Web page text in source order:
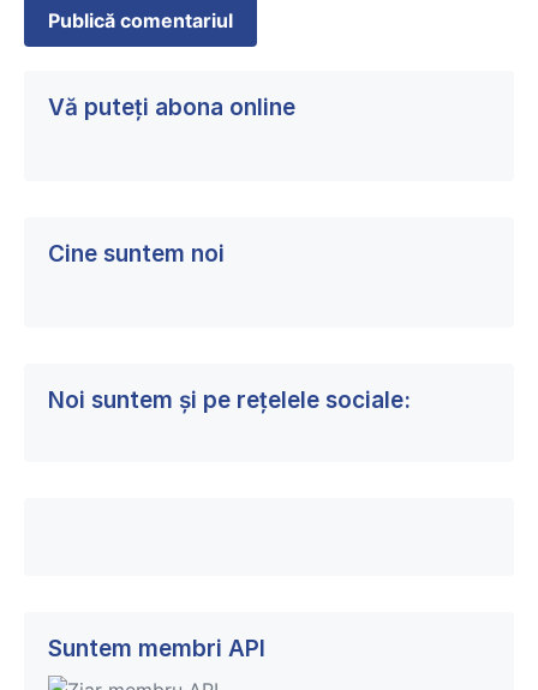
Vă puteți abona online
Cine suntem noi
Noi suntem și pe rețelele sociale:
Suntem membri API